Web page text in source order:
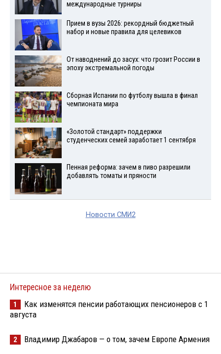
международные турниры
Прием в вузы 2026: рекордный бюджетный
набор и новые правила для целевиков
От наводнений до засух: что грозит России в
эпоху экстремальной погоды
Сборная Испании по футболу вышла в финал
чемпионата мира
«Золотой стандарт» поддержки
студенческих семей заработает 1 сентября
Пенная реформа: зачем в пиво разрешили
добавлять томаты и пряности
Новости СМИ2
Интересное за неделю
1
Как изменятся пенсии работающих пенсионеров с 1
августа
2 Владимир Джабаров — о том, зачем Европе Армения